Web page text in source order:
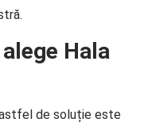
Hala
de soluție este